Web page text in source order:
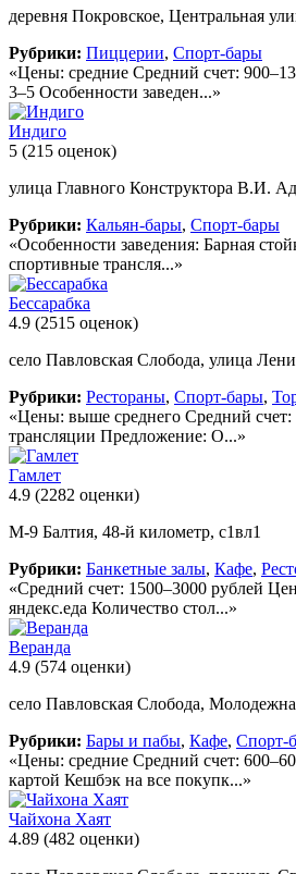
деревня Покровское, Центральная
Рубрики: Пиццерии, Спорт-бары
«Цены: средние Средний счет:
3–5 Особенности заведен...»
Индиго
5 (215 оценок)
улица Главного Конструктора В.И.
Рубрики: Кальян-бары, Спорт-бары
«Особенности заведения: Барная
спортивные трансля...»
Бессарабка
4.9 (2515 оценок)
село Павловская Слобода, улица
Рубрики: Рестораны, Спорт-бары,
«Цены: выше среднего Средний счет:
трансляции Предложение: О...»
Гамлет
4.9 (2282 оценки)
М-9 Балтия, 48-й километр, с1вл1
Рубрики: Банкетные залы, Кафе,
«Средний счет: 1500–3000 рублей
яндекс.еда Количество стол...»
Веранда
4.9 (574 оценки)
село Павловская Слобода,
Рубрики: Бары и пабы, Кафе, Спорт-
«Цены: средние Средний счет:
картой Кешбэк на все покупк...»
Чайхона Хаят
4.89 (482 оценки)